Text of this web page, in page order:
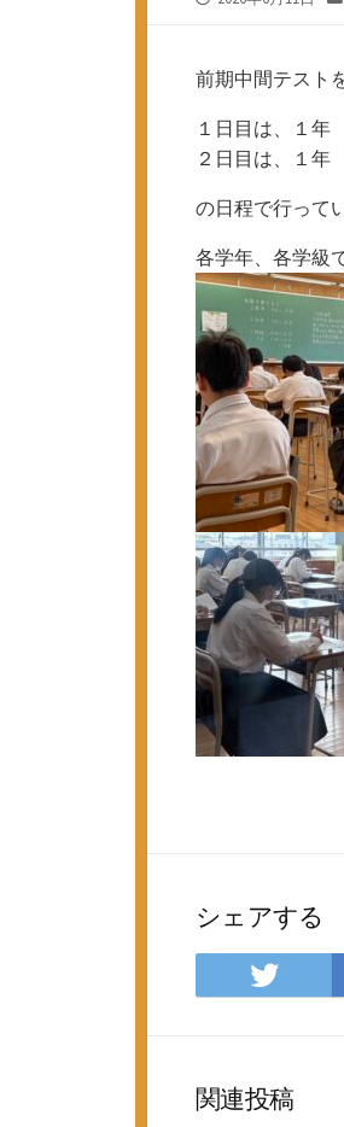
前期中間テスト
１日目は、１
２日目は、１
の日程で行って
各学年、各学級
シェアする
で
ア
関連投稿